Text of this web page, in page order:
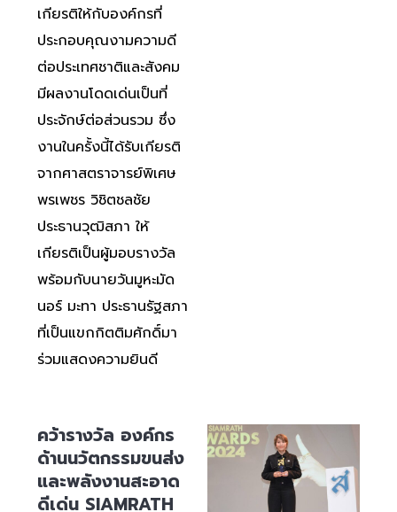
เกียรติให้กับองค์กรที่
ประกอบคุณงามความดี
ต่อประเทศชาติและสังคม
มีผลงานโดดเด่นเป็นที่
ประจักษ์ต่อส่วนรวม ซึ่ง
งานในครั้งนี้ได้รับเกียรติ
จากศาสตราจารย์พิเศษ
พรเพชร วิชิตชลชัย
ประธานวุฒิสภา ให้
เกียรติเป็นผู้มอบรางวัล
พร้อมกับนายวันมูหะมัด
นอร์ มะทา ประธานรัฐสภา
ที่เป็นแขกกิตติมศักดิ์มา
ร่วมแสดงความยินดี
คว้ารางวัล องค์กร
ด้านนวัตกรรมขนส่ง
และพลังงานสะอาด
ดีเด่น SIAMRATH